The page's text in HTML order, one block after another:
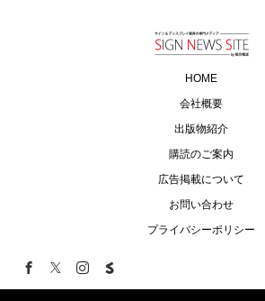
HOME
会社概要
出版物紹介
購読のご案内
広告掲載について
お問い合わせ
プライバシーポリシー